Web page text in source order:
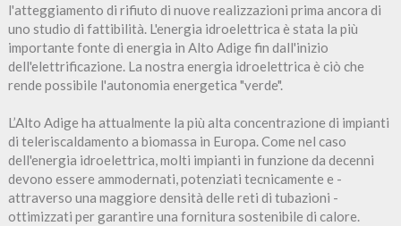
l'atteggiamento di rifiuto di nuove realizzazioni prima ancora di
uno studio di fattibilità. L'energia idroelettrica è stata la più
importante fonte di energia in Alto Adige fin dall'inizio
dell'elettrificazione. La nostra energia idroelettrica è ciò che
rende possibile l'autonomia energetica "verde".
L’Alto Adige ha attualmente la più alta concentrazione di impianti
di teleriscaldamento a biomassa in Europa. Come nel caso
dell'energia idroelettrica, molti impianti in funzione da decenni
devono essere ammodernati, potenziati tecnicamente e -
attraverso una maggiore densità delle reti di tubazioni -
ottimizzati per garantire una fornitura sostenibile di calore.